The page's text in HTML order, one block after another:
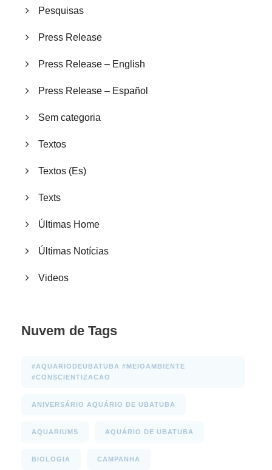
Pesquisas
Press Release
Press Release – English
Press Release – Español
Sem categoria
Textos
Textos (Es)
Texts
Últimas Home
Últimas Notícias
Videos
Nuvem de Tags
#AQUARIODEUBATUBA #MEIOAMBIENTE
#CONSCIENTIZACAO
ANIVERSÁRIO AQUÁRIO DE UBATUBA
AQUARIUMS AQUÁRIO DE UBATUBA
BIOLOGIA CAMPANHA